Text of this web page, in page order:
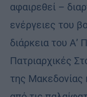
αφαιρεθεί –
ενέργειες του
διάρκεια του
Πατριαρχικές
της Μακεδονίας